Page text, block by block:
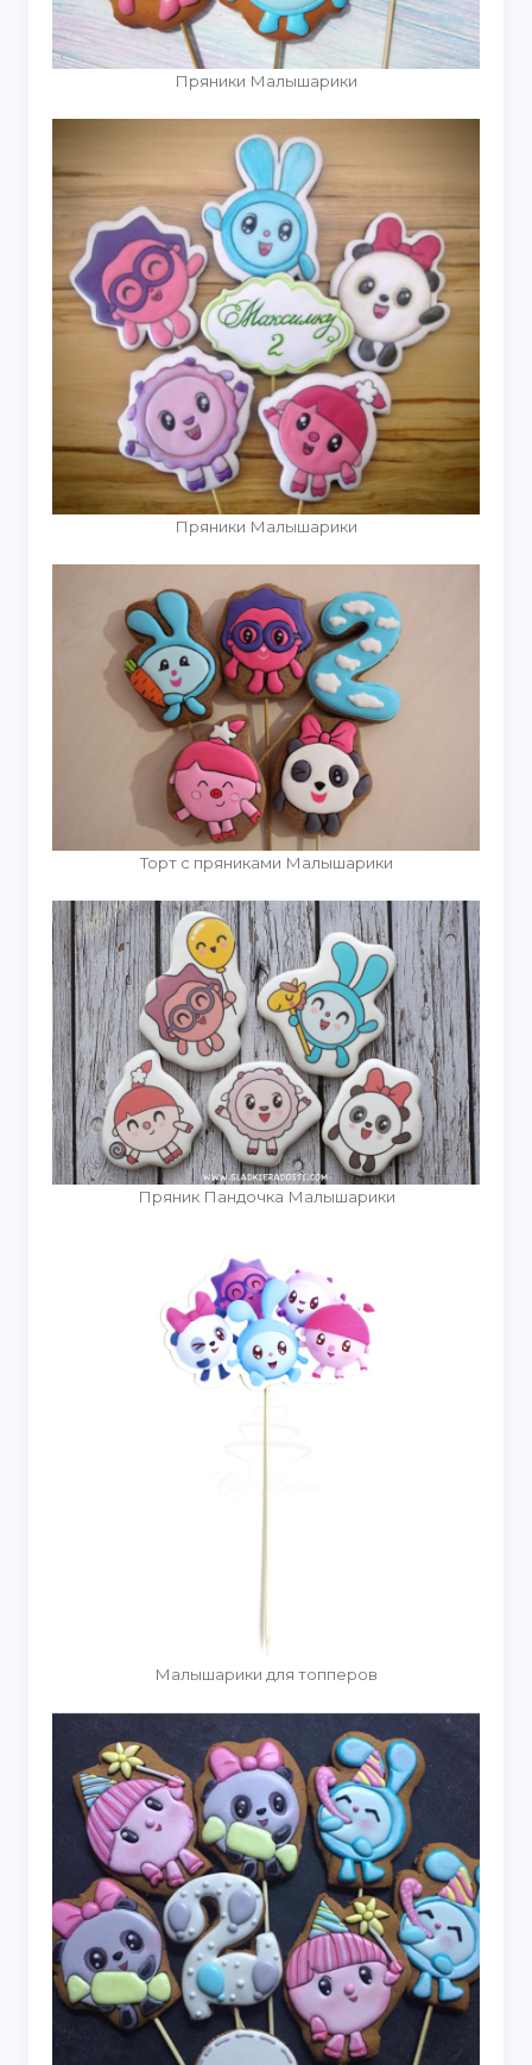
Пряники Малышарики
Пряники Малышарики
Торт с пряниками Малышарики
Пряник Пандочка Малышарики
Малышарики для топперов